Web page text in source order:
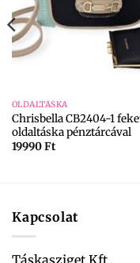
OLDALTÁSKA
Chrisbella CB2404-1
oldaltáska pénztárcával
19990Ft
Kapcsolat